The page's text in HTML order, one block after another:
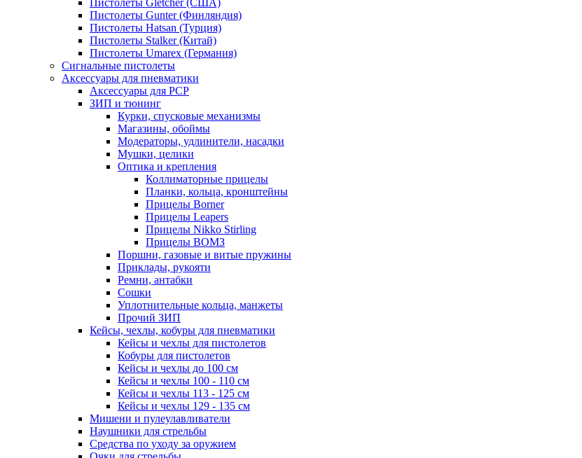
Пистолеты Gunter (Финляндия)
Пистолеты Hatsan (Турция)
Пистолеты Stalker (Китай)
Пистолеты Umarex (Германия)
Сигнальные пистолеты
Аксессуары для пневматики
Аксессуары для PCP
ЗИП и тюнинг
Курки, спусковые механизмы
Магазины, обоймы
Модераторы, удлинители, насадки
Мушки, целики
Оптика и крепления
Коллиматорные прицелы
Планки, кольца, кронштейны
Прицелы Borner
Прицелы Leapers
Прицелы Nikko Stirling
Прицелы ВОМЗ
Поршни, газовые и витые пружины
Приклады, рукояти
Ремни, антабки
Сошки
Уплотнительные кольца, манжеты
Прочий ЗИП
Кейсы, чехлы, кобуры для пневматики
Кейсы и чехлы для пистолетов
Кобуры для пистолетов
Кейсы и чехлы до 100 см
Кейсы и чехлы 100 - 110 см
Кейсы и чехлы 113 - 125 см
Кейсы и чехлы 129 - 135 см
Мишени и пулеулавливатели
Наушники для стрельбы
Средства по уходу за оружием